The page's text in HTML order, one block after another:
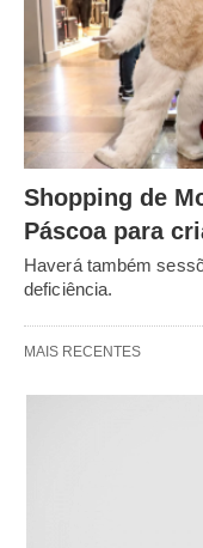
Shopping de
Páscoa para
Haverá também
deficiência.
MAIS RECENTES